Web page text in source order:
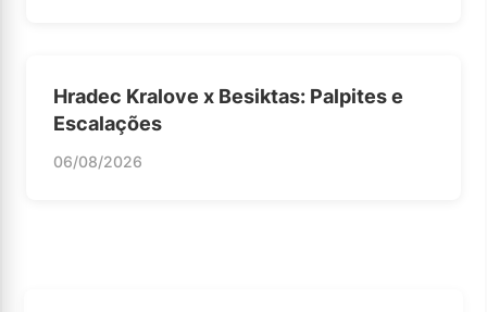
Hradec Kralove x Besiktas: Palpites e
Escalações
06/08/2026